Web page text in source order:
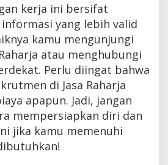
kerja ini bersifat
yang lebih valid
kamu mengunjungi
atau menghubungi
Perlu diingat bahwa
di Jasa Raharja
apapun. Jadi, jangan
mempersiapkan diri dan
jika kamu memenuhi